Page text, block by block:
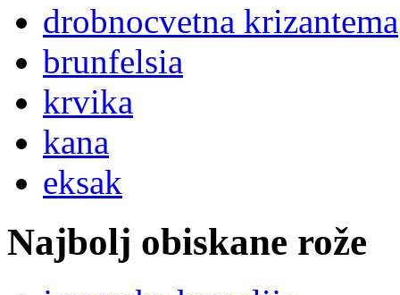
drobnocvetna krizantema
brunfelsia
krvika
kana
eksak
Najbolj obiskane rože